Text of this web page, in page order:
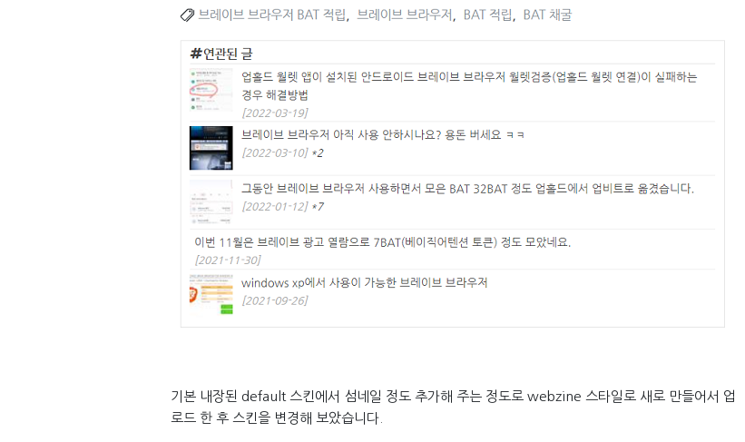
기본 내장된 default 스킨에서 섬네일 정도 추가해 주는 정도로 webzine 스타일로 새로 만들어서 업
로드 한 후 스킨을 변경해 보았습니다.